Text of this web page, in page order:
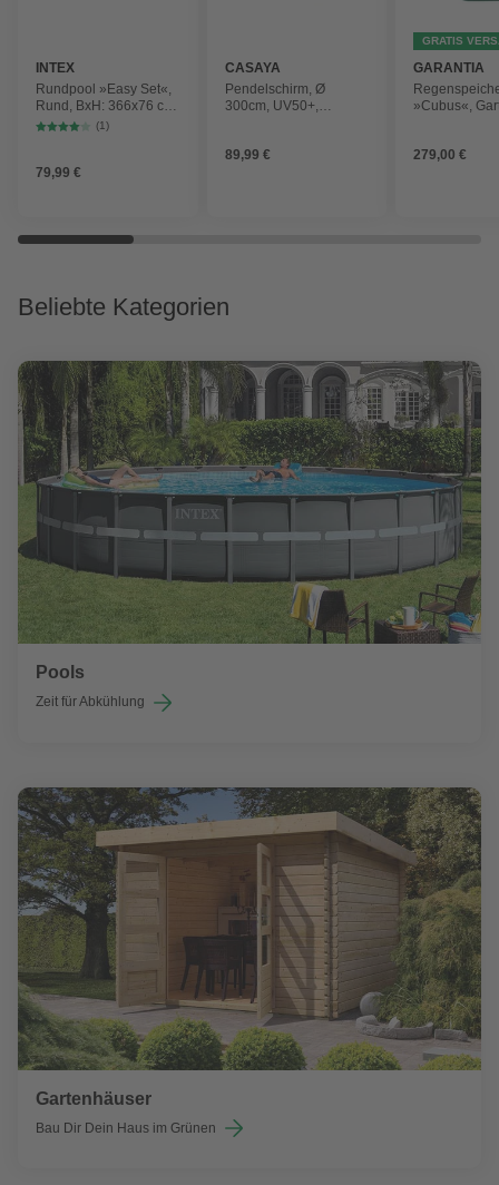
INTEX
Rundpool »Easy Set«,
Rund, BxH: 366x76 cm,
blau
(1)
79,99 €
CASAYA
Pendelschirm, Ø
300cm, UV50+,
89,99 €
GRATIS
GARANTIA
»Cubus«,
279,00 €
Beliebte Kategorien
Pools
Zeit für Abkühlung
Gartenhäuser
Bau Dir Dein Haus im Grünen